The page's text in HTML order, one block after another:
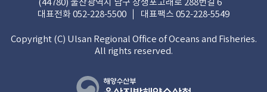
대표전화052-228-5500 대표팩스 052-228-5549
Copyright (C) Ulsan Regional Office of Oceans and Fisheries.
All rights reserved.